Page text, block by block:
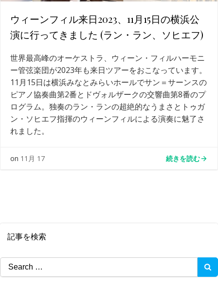
ウィーンフィル来日2023、11月15日の横浜公
演に行ってきました (ラン・ラン、ソヒエフ)
世界最高峰のオーケストラ、ウィーン・フィルハーモニ
ー管弦楽団が2023年も来日ツアーをおこなっています。
11月15日は横浜みなとみらいホールでサン＝サーンスの
ピアノ協奏曲第2番とドヴォルザークの交響曲第8番のプ
ログラム。独奏のラン・ランの超絶的なうまさとトゥガ
ン・ソヒエフ指揮のウィーンフィルによる演奏に魅了さ
れました。
on 11月 17 続きを読む
記事を検索
Search
for: